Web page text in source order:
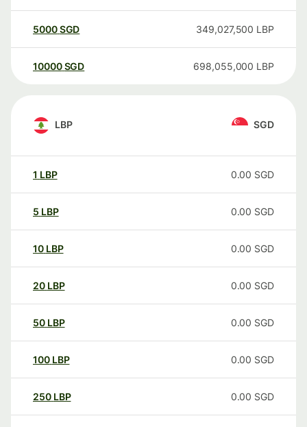
5000SGD 349,027,500 LBP
10000 SGD 698,055,000 LBP
LBP SGD
1 LBP 0.00 SGD
5 LBP 0.00 SGD
10 LBP 0.00 SGD
20 LBP 0.00 SGD
50 LBP 0.00 SGD
100 LBP 0.00 SGD
250 LBP 0.00 SGD